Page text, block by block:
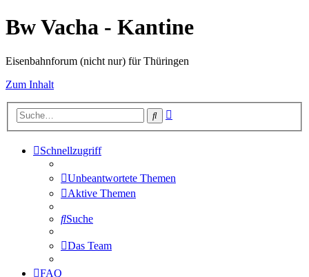
Bw Vacha - Kantine
Eisenbahnforum (nicht nur) für Thüringen
Zum Inhalt
Suche
Schnellzugriff
Unbeantwortete Themen
Aktive Themen
Suche
Das Team
FAQ